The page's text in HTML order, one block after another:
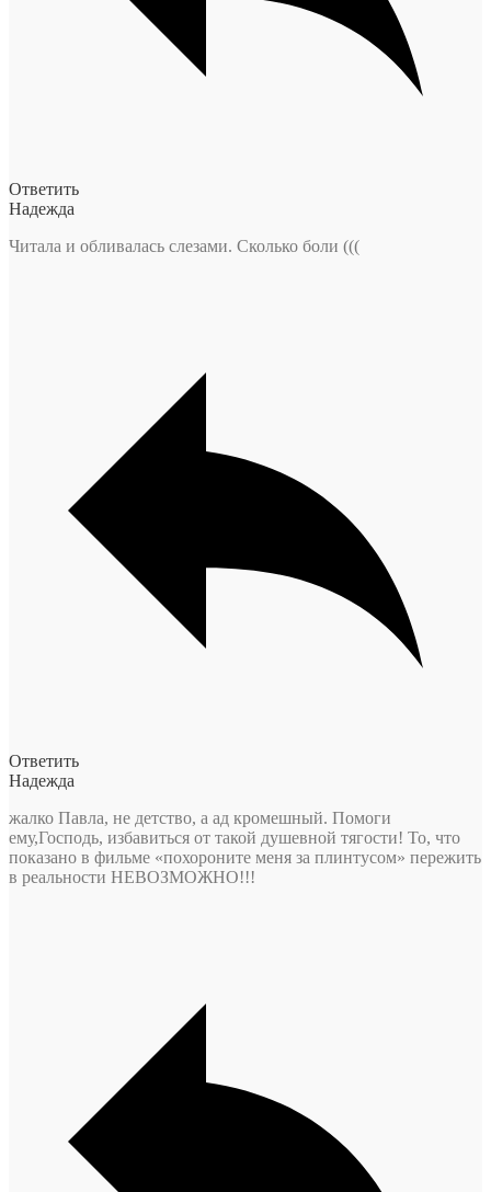
Ответить
Надежда
Читала и обливалась слезами. Сколько боли (((
Ответить
Надежда
жалко Павла, не детство, а ад кромешный. Помоги
ему,Господь, избавиться от такой душевной тягости! То, что
показано в фильме «похороните меня за плинтусом» пережить
в реальности НЕВОЗМОЖНО!!!